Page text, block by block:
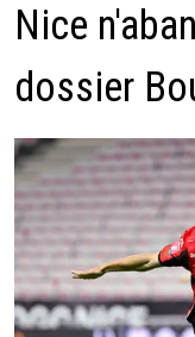
Nice
dossier